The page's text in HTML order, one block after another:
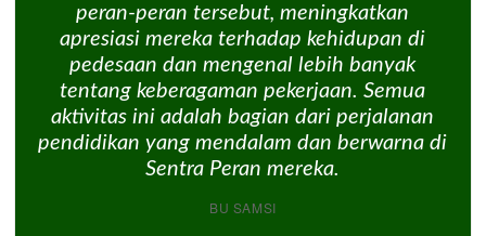
peran-peran tersebut, meningkatkan
apresiasi mereka terhadap kehidupan di
pedesaan dan mengenal lebih banyak
tentang keberagaman pekerjaan. Semua
aktivitas ini adalah bagian dari perjalanan
pendidikan yang mendalam dan berwarna di
Sentra Peran mereka.
BU SAMSI